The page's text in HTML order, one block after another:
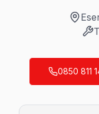
Esenyurt'da
0850 811